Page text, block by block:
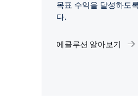
목표 수익을 달성하도
다.
에콜루션 알아보기